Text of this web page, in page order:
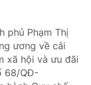
phủ Phạm Thị
ương về cải
xã hội và ưu đãi
68/QĐ-